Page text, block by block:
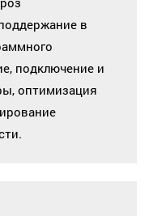
в
подключение и
оптимизация